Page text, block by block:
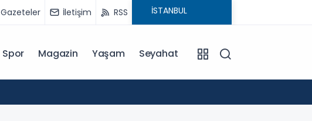
Gazeteler İletişim RSS
Spor Magazin Yaşam Seyahat